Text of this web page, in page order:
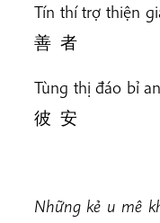
Tín thí trợ
善 者
Tùng thị
彼 安
Những kẻ u mê